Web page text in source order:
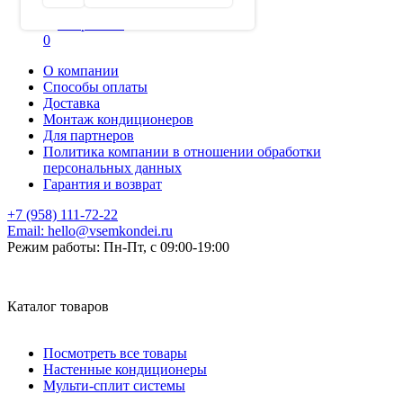
0
О компании
Способы оплаты
Доставка
Монтаж кондиционеров
Для партнеров
Политика компании в отношении обработки
персональных данных
Гарантия и возврат
+7 (958) 111-72-22
Email: hello@vsemkondei.ru
Режим работы: Пн-Пт, с 09:00-19:00
Каталог товаров
Посмотреть все товары
Настенные кондиционеры
Мульти-сплит системы